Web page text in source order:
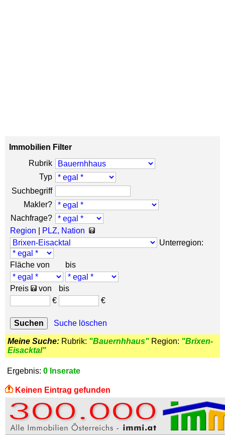
Immobilien Filter
Rubrik
Typ
Suchbegriff
Makler?
Nachfrage?
Region
PLZ, Nation
Unterregion:
Fläche von bis
Preis von
bis
€
€
Suche löschen
Meine Suche: Rubrik: "Bauernhhaus" Region: "Brixen-
Eisacktal"
Ergebnis: 0 Inserate
Keinen Eintrag gefunden